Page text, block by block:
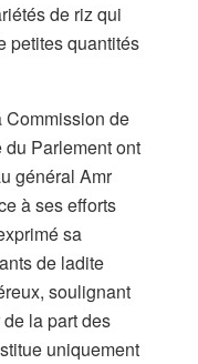
de riz qui
petites quantités
Commission de
Parlement ont
général Amr
à ses efforts
sa
de ladite
soulignant
la part des
uniquement